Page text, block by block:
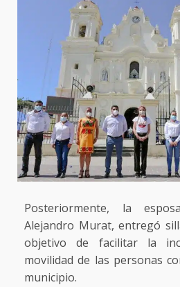
Posteriormente, la
Alejandro Murat, entregó
objetivo de facilitar la
movilidad de las personas
municipio.